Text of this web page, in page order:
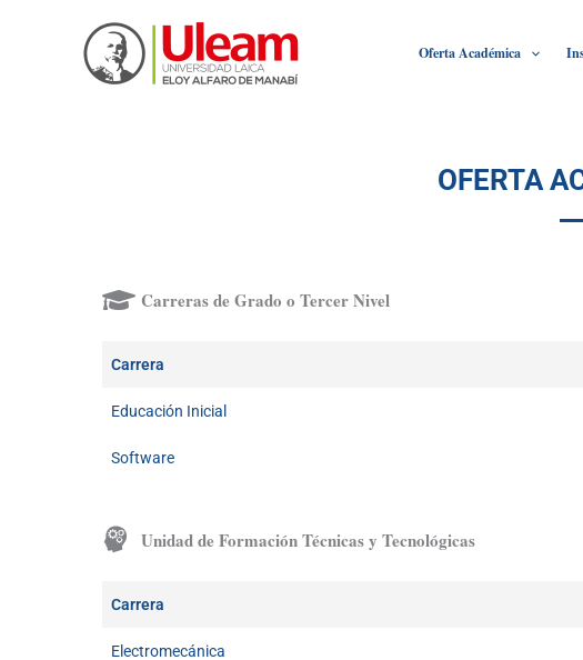
Oferta Académica
OFERTA
Carreras de Grado o Tercer Nivel
Carrera
Educación Inicial
Software
Unidad de Formación Técnicas y Tecnológicas
Carrera
Electromecánica